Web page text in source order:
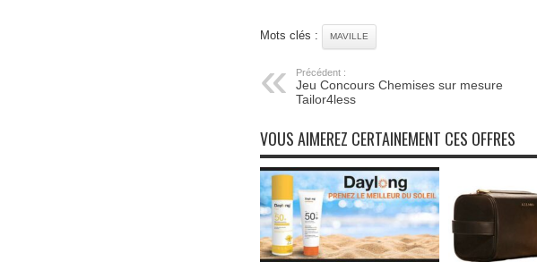
Mots clés : MAVILLE
Précédent :
Jeu Concours Chemises sur mesure
Tailor4less
VOUS AIMEREZ CERTAINEMENT CES OFFRES